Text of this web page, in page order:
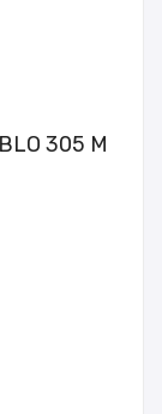
305 M